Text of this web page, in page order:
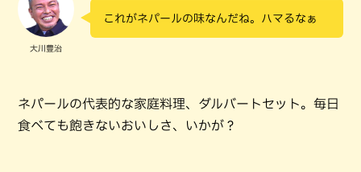
大川豊治
これがネパールの味なんだね。ハマるなぁ
ネパールの代表的な家庭料理、ダルバートセット。毎日
食べても飽きないおいしさ、いかが？